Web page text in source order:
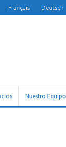
Français Deutsch
Nuestro Equipo